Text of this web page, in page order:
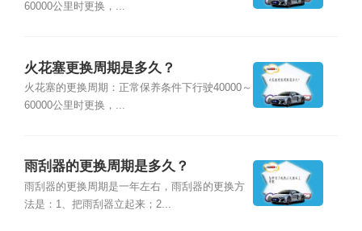
60000公里时更换，...
火花塞更换周期是多久？
火花塞的更换周期：正常保养条件下行驶40000～
60000公里时更换，...
雨刮器的更换周期是多久？
雨刮器的更换周期是一年左右，雨刮器的更换方
法是：1、把雨刮器立起来；2...